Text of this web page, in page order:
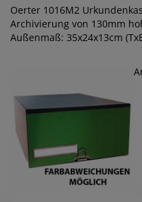
Oerter 1016M2
Archivierung von 130mm
Außenmaß: 35x24x13cm